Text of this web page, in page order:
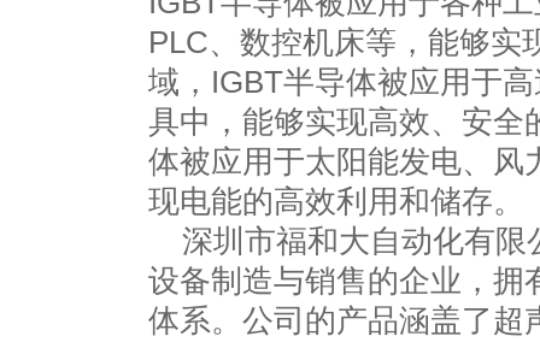
PLC、数控机床等，能够实
域，IGBT半导体被应用于
具中，能够实现高效、安全
体被应用于太阳能发电、风
现电能的高效利用和储存。
深圳市福和大自动化有
设备制造与销售的企业，拥
体系。公司的产品涵盖了超